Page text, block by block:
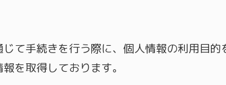
て手続きを行う際に、個人情報の利用目的
を取得しております。